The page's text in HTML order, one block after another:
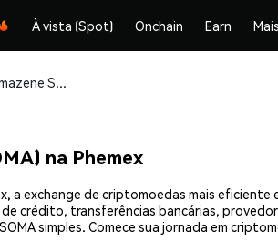
À vista (Spot) Onchain Earn Mais
Compre e armazene SOMA.finance (SOMA) com segurança
na Phemex
a exchange de criptomoedas mais
crédito, transferências bancárias,
simples. Comece sua jornada em